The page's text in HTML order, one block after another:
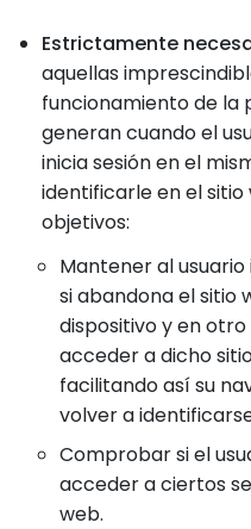
Estrictamente
aquellas
funcionamiento de la
generan cuando el
inicia sesión en el
identificarle en el sitio
objetivos:
Mantener al
si abandona el sitio
dispositivo y en
acceder a dicho
facilitando así su
volver a
Comprobar si el
acceder a ciertos
web.